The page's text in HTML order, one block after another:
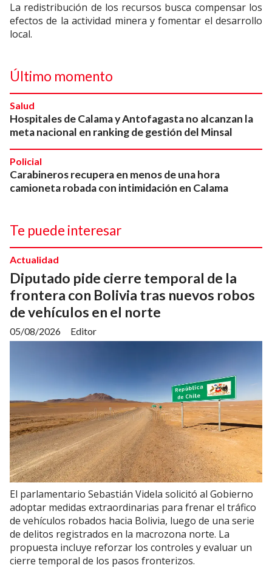
La redistribución de los recursos busca compensar los
efectos de la actividad minera y fomentar el desarrollo
local.
Último momento
Hospitales de Calama y Antofagasta no alcanzan la
meta nacional en ranking de gestión del Minsal
Salud
Carabineros recupera en menos de una hora
camioneta robada con intimidación en Calama
Policial
Te puede interesar
Diputado pide cierre temporal de la
frontera con Bolivia tras nuevos robos
de vehículos en el norte
Editor
Actualidad
05/08/2026
El parlamentario Sebastián Videla solicitó al Gobierno
adoptar medidas extraordinarias para frenar el tráfico
de vehículos robados hacia Bolivia, luego de una serie
de delitos registrados en la macrozona norte. La
propuesta incluye reforzar los controles y evaluar un
cierre temporal de los pasos fronterizos.